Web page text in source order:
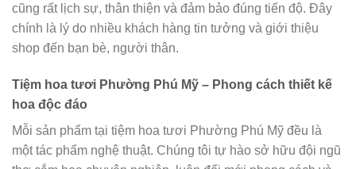
cũng rất lịch sự, thân thiện và đảm bảo đúng tiến độ. Đây
chính là lý do nhiều khách hàng tin tưởng và giới thiệu
shop đến bạn bè, người thân.
Tiệm hoa tươi Phường Phú Mỹ – Phong cách thiết kế
hoa độc đáo
Mỗi sản phẩm tại tiệm hoa tươi Phường Phú Mỹ đều là
một tác phẩm nghệ thuật. Chúng tôi tự hào sở hữu đội ngũ